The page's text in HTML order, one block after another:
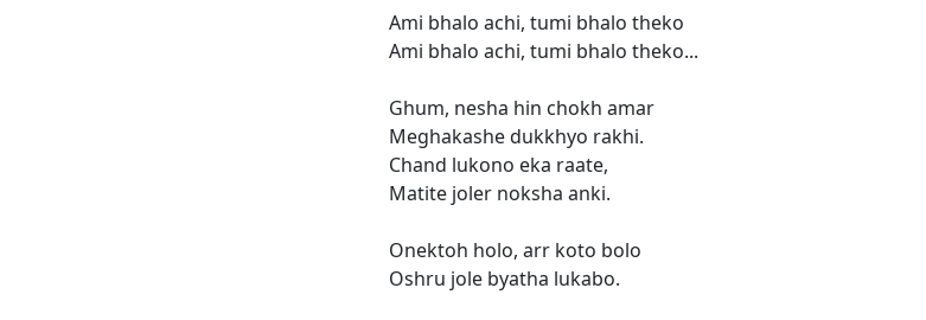
Ami bhalo achi, tumi bhalo theko
Ami bhalo achi, tumi bhalo theko...
Ghum, nesha hin chokh amar
Meghakashe dukkhyo rakhi.
Chand lukono eka raate,
Matite joler noksha anki.
Onektoh holo, arr koto bolo
Oshru jole byatha lukabo.